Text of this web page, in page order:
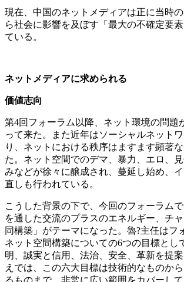
現在、中国のネットメディアは正に当時
ら社会に影響を及ぼす「最大の不確定要
ている。
ネットメディアに求められる
価値志向
第4回フォーラム以降、ネット環境の問題
って来た。また近年はソーシャルネット
り、ネットにおける秩序はますます顕著
た。ネット空間でのデマ、暴力、エロ、
みなどが徐々に醸成され、蔓延し始め、
直しも行われている。
こうした背景の下で、今回のフォーラム
を通した交流のプラスのエネルギー、チ
同構築」がテーマになった。魯?主任はフ
ネット空間構築についての6つの目標とし
明、誠実と信用、法治、安全、革新を提
えでは、この六大目標は技術的なものか
るものまで、非常に広い範囲をカバーし